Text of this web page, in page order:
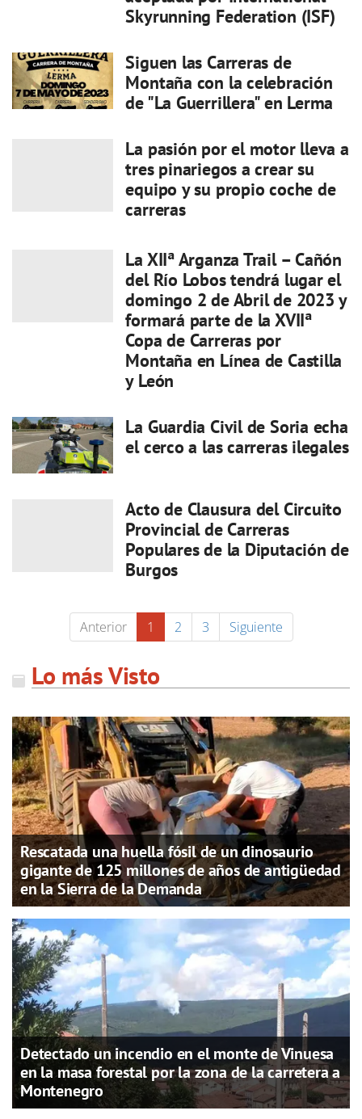
Skyrunning Federation (ISF)
Siguen las Carreras de
Montaña con la celebración
de "La Guerrillera" en Lerma
La pasión por el motor lleva a
tres pinariegos a crear su
equipo y su propio coche de
carreras
La XIIª Arganza Trail – Cañón
del Río Lobos tendrá lugar el
domingo 2 de Abril de 2023 y
formará parte de la XVIIª
Copa de Carreras por
Montaña en Línea de Castilla
y León
La Guardia Civil de Soria echa
el cerco a las carreras ilegales
Acto de Clausura del Circuito
Provincial de Carreras
Populares de la Diputación de
Burgos
Anterior 1 2 3 Siguiente
Lo más Visto
Rescatada una huella fósil de un dinosaurio
gigante de 125 millones de años de antigüedad
en la Sierra de la Demanda
Detectado un incendio en el monte de Vinuesa
en la masa forestal por la zona de la carretera a
Montenegro